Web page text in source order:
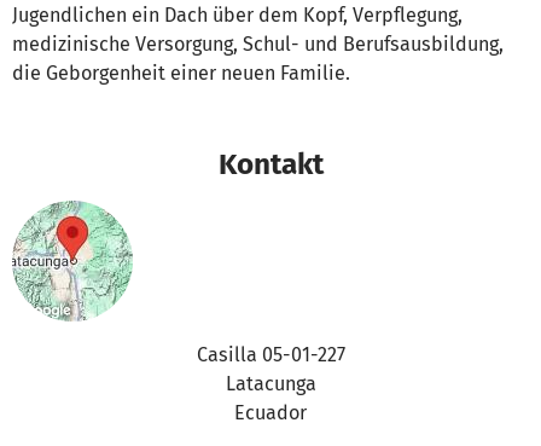
Jugendlichen ein Dach über dem Kopf, Verpflegung,
medizinische Versorgung, Schul- und Berufsausbildung,
die Geborgenheit einer neuen Familie.
Kontakt
Casilla 05-01-227
Latacunga
Ecuador